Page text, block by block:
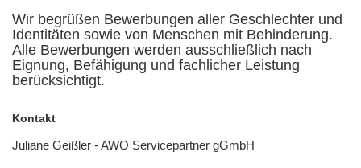
Wir begrüßen Bewerbungen aller Geschlechter und
Identitäten sowie von Menschen mit Behinderung.
Alle Bewerbungen werden ausschließlich nach
Eignung, Befähigung und fachlicher Leistung
berücksichtigt.
Kontakt
Juliane Geißler - AWO Servicepartner gGmbH